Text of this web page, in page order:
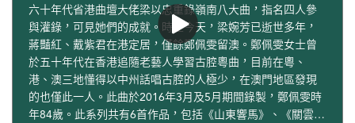
六十年代省港曲壇大佬梁以忠重錄嶺南八大曲，指名四人參
與灌錄，可見她們的成就。時至今天，梁婉芳已逝世多年，
蔣豔紅、戴紫君在港定居，僅餘鄭佩雯留澳。鄭佩雯女士曾
於五十年代在香港追隨老藝人學習古腔粵曲，目前在粵、
港、澳三地懂得以中州話唱古腔的人極少，在澳門地區發現
的也僅此一人。此曲於2016年3月及5月期間錄製，鄭佩雯時
年84歲。此系列共有6首作品，包括《山東響馬》、《關雲